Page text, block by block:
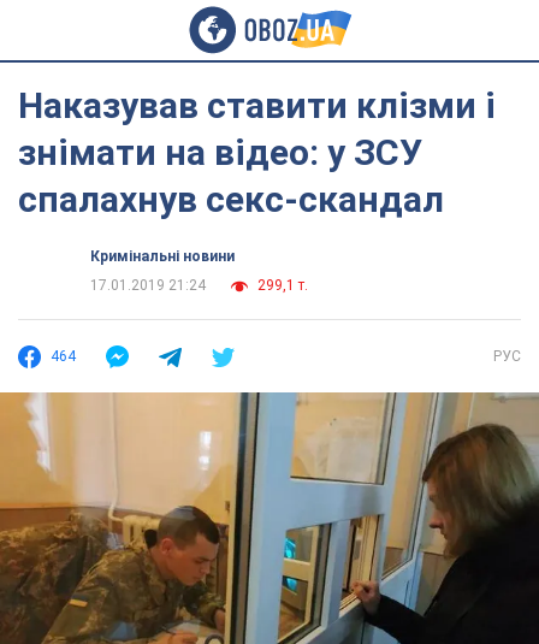
Наказував ставити клізми і
знімати на відео: у ЗСУ
спалахнув секс-скандал
Кримінальні новини
17.01.2019 21:24
299,1 т.
464 РУС